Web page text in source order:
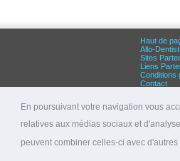
En poursuivant votre navigation vous
relatives aux médias sociaux et
peuvent combiner celles-ci avec
Haut de
Allo-
Sites
Liens
Conditions
Contact
Dentiste